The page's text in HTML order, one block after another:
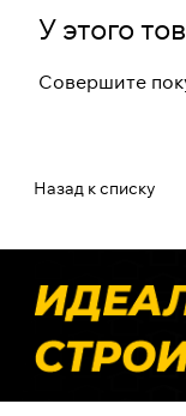
У этого
Совершите
Назад к списку